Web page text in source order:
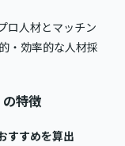
ロ人材とマッチン
・効率的な人材採
特徴
すすめを算出